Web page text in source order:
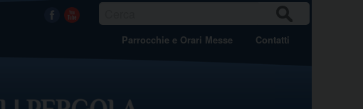
Facebook
Youtube CA
Parrocchie e Orari Messe Contatti